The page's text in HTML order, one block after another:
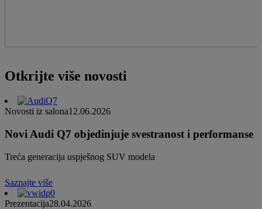
Otkrijte više novosti
Novosti iz salona12.06.2026
Novi Audi Q7 objedinjuje svestranost i performanse
Treća generacija uspješnog SUV modela
Saznajte više
Prezentacija28.04.2026